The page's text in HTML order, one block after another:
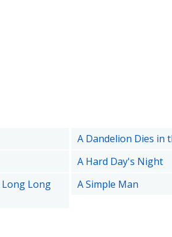
A Dandelion Dies in
A Hard Day's Night
Long Long
A Simple Man